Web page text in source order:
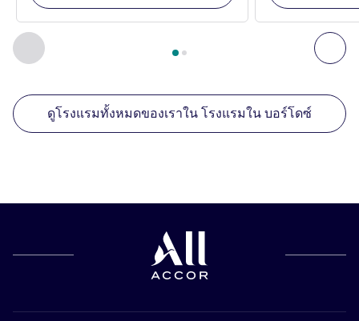
ก่อนหน้า - สถานประกอบการอื่นของเราที่อยู่ใกล้เคียง ถั
หน้า1 , สถานประกอบการอื่นของเราที่อยู่ใกล้เคียง 1 :,
ดูโรงแรมทั้งหมดของเราใน โรงแรมใน บอร์โดซ์